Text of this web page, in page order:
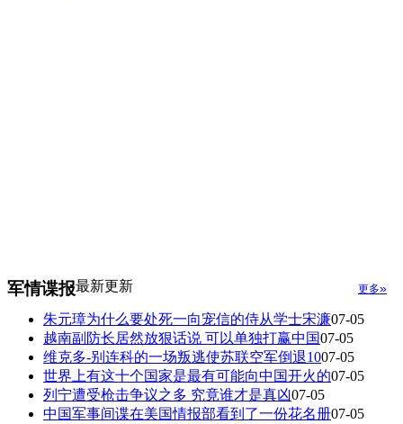
军情谍报 更多»
最新更新
朱元璋为什么要处死一向宠信的侍从学士宋濂07-05
越南副防长居然放狠话说 可以单独打赢中国07-05
维克多-别连科的一场叛逃使苏联空军倒退1007-05
世界上有这十个国家是最有可能向中国开火的07-05
列宁遭受枪击争议之多 究竟谁才是真凶07-05
中国军事间谍在美国情报部看到了一份花名册07-05